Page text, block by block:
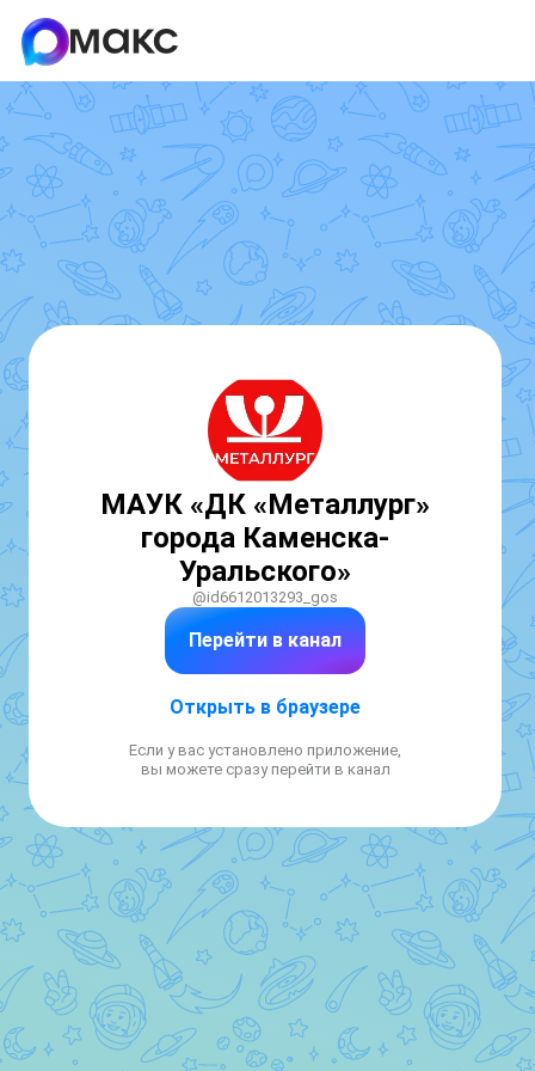
МАУК «ДК «Металлург»
города Каменска-
Уральского»
@id6612013293_gos
Перейти в канал
Открыть в браузере
Если у вас установлено приложение,
вы можете сразу перейти в канал